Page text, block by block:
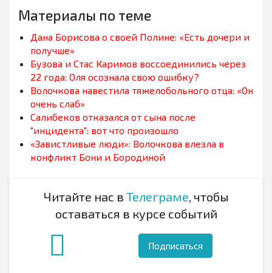
Материалы по теме
Дана Борисова о своей Полине: «Есть дочери и
получше»
Бузова и Стас Каримов воссоединились через
22 года: Оля осознала свою ошибку?
Волочкова навестила тяжелобольного отца: «Он
очень слаб»
Салибеков отказался от сына после
"инцидента": вот что произошло
«Завистливые люди»: Волочкова влезла в
конфликт Бони и Бородиной
Читайте нас в Телеграме, чтобы
оставаться в курсе событий
Подписаться